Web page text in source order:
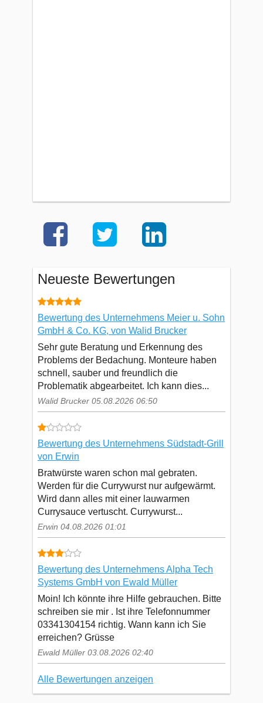
Neueste Bewertungen
Bewertung des Unternehmens Meier u. Sohn
GmbH & Co. KG, von Walid Brucker
Sehr gute Beratung und Erkennung des
Problems der Bedachung. Monteure haben
schnell, sauber und freundlich die
Problematik abgearbeitet. Ich kann dies...
Walid Brucker 05.08.2026 06:50
Bewertung des Unternehmens Südstadt-Grill
von Erwin
Bratwürste waren schon mal gebraten.
Werden für die Currywurst nur aufgewärmt.
Wird dann alles mit einer lauwarmen
Currysauce vertuscht. Currywurst...
Erwin 04.08.2026 01:01
Bewertung des Unternehmens Alpha Tech
Systems GmbH von Ewald Müller
Moin! Ich könnte ihre Hilfe gebrauchen. Bitte
schreiben sie mir . Ist ihre Telefonnummer
03341304154 richtig. Wann kann ich Sie
erreichen? Grüsse
Ewald Müller 03.08.2026 02:40
Alle Bewertungen anzeigen